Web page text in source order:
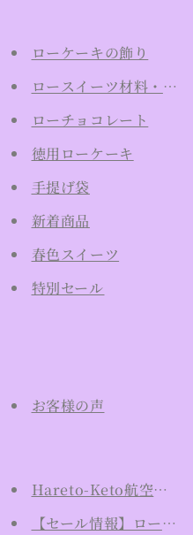
（日時指定不可）
ョコ
ローケーキの飾り
ロースイーツ材料・カ
ローチョコレート
徳用ローケーキ
手提げ袋
新着商品
春色スイーツ
特別セール
お客様の声
キご予約開始いたしまし
お得なサマーセール！！
Hareto-Keto航空のフ
【セール情報】ローチ